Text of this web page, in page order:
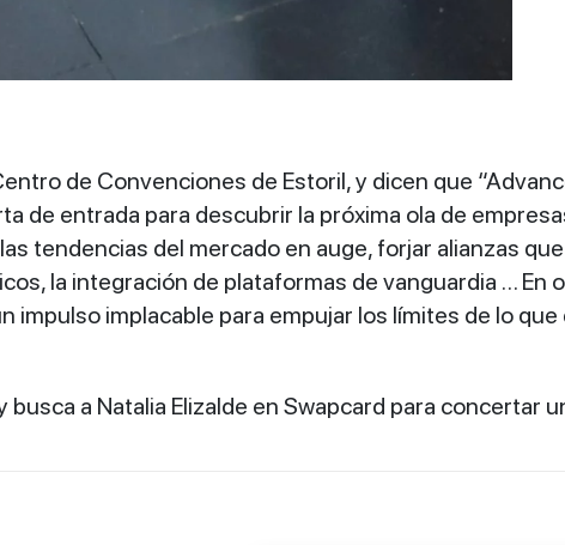
de Convenciones de Estoril, y dicen que
de entrada para descubrir la próxima ola de
tendencias del mercado en auge, forjar alianzas
la integración de plataformas de vanguardia … En
impulso implacable para empujar los límites de lo
a Natalia Elizalde en Swapcard para concertar